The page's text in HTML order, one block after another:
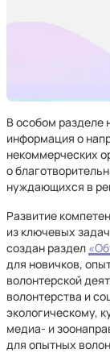
В особом разделе
информация о
некоммерческих
о
нуждающихся в
Развитие
из ключевых
создан раздел
для новичков,
волонтерской
волонтерства и
экологическому,
медиа- и
для опытных